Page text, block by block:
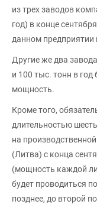
из трех заводов
год) в конце
данном предприятии
Другие же два
и 100 тыс. тонн в
мощность.
Кроме того,
длительностью
на
(Литва) с конца
(мощность каждой
будет проводиться
позднее, до второй